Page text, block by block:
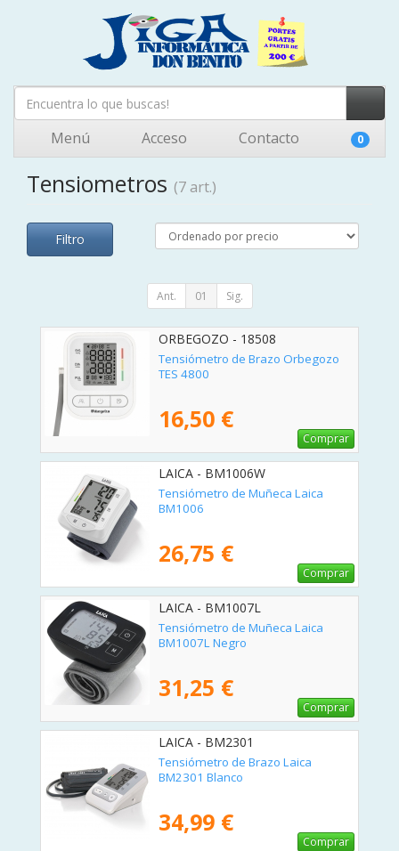
Menú Acceso Contacto 0
Tensiometros (7 art.)
Filtro
Ant. 01 Sig.
ORBEGOZO - 18508
Tensiómetro de Brazo Orbegozo
TES 4800
16,50 €
Comprar
LAICA - BM1006W
Tensiómetro de Muñeca Laica
BM1006
26,75 €
Comprar
LAICA - BM1007L
Tensiómetro de Muñeca Laica
BM1007L Negro
31,25 €
Comprar
LAICA - BM2301
Tensiómetro de Brazo Laica
BM2301 Blanco
34,99 €
Comprar